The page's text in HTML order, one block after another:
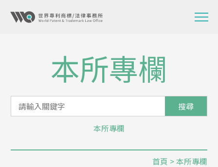
本所專欄
搜尋
本所專欄
首頁 > 本所專欄